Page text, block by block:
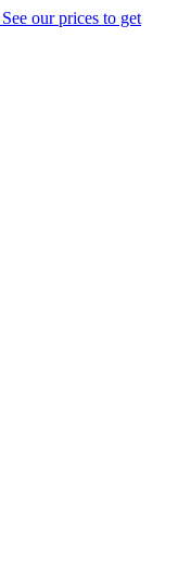
See our prices to get